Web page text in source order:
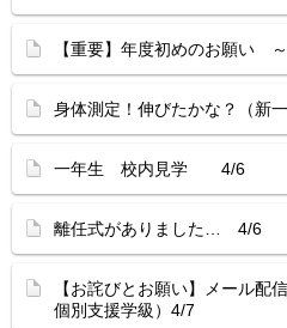
【重要】年度初めのお願い
身体測定！伸びたかな？（新
一年生 校内見学 4/6
離任式がありました… 4/6
【お詫びとお願い】メール配
個別支援学級）4/7